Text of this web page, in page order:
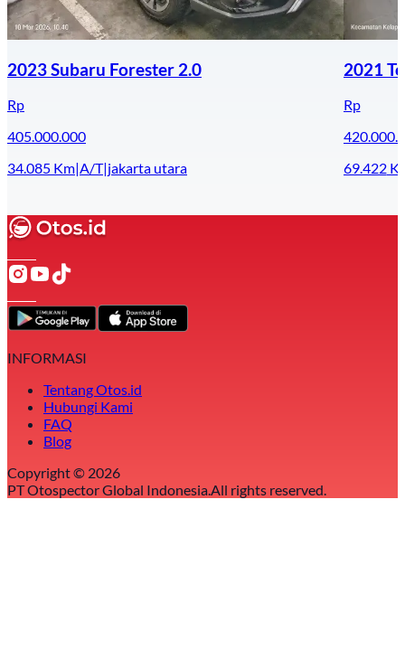
2023 Subaru Forester 2.0
Rp
405.000.000
34.085 Km|A/T|jakarta utara
2021
Rp
69.422
INFORMASI
Tentang Otos.id
Hubungi Kami
FAQ
Blog
Copyright © 2026
PT Otospector Global Indonesia.All rights reserved.